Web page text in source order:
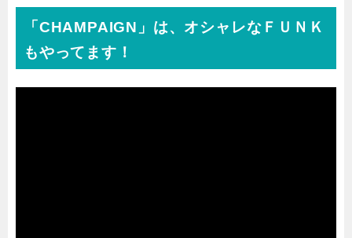
「CHAMPAIGN」は、オシャレなＦＵＮＫ
もやってます！